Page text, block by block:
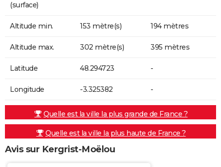
(surface)
Altitude min. 153 mètre(s) 194 mètres
Altitude max. 302 mètre(s) 395 mètres
Latitude 48.294723 -
Longitude -3.325382 -
Quelle est la ville la plus grande de France ?
Quelle est la ville la plus haute de France ?
Avis sur Kergrist-Moëlou